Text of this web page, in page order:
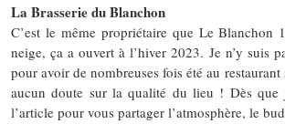
La Brasserie du Blanchon
C’est le même propriétaire que Le Blanchon
neige, ça a ouvert à l’hiver 2023. Je n’y suis
pour avoir de nombreuses fois été au restaurant
aucun doute sur la qualité du lieu ! Dès que
l’article pour vous partager l’atmosphère, le